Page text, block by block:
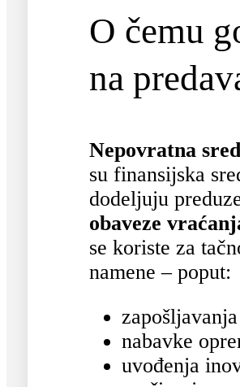
O čemu
na
Nepovratna
su finansijska
dodeljuju
obaveze
se koriste za
namene – poput:
nabavke
uvođenja